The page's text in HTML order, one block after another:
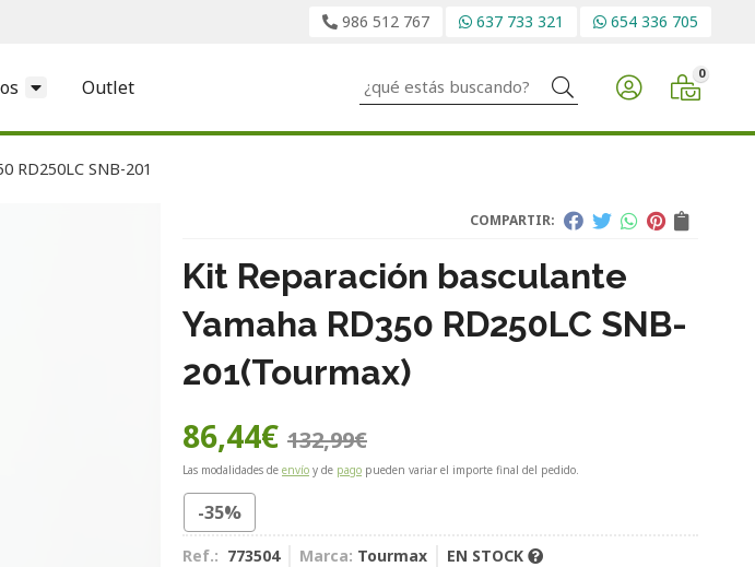
986 512 767 637 733 321 654 336 705
Outlet Buscar 0
RD250LC SNB-201
COMPARTIR:
Kit Reparación basculante
Yamaha RD350 RD250LC SNB-
201(Tourmax)
86,44€ 132,99€
Las modalidades de envío y de pago pueden variar el importe final del pedido.
-35%
Ref.: 773504 Marca: Tourmax EN STOCK